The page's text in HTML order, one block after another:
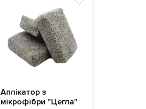
Аплікатор з
мікрофібри "Цегла"